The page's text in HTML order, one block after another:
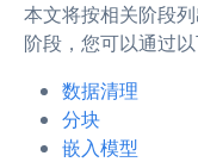
本文将按相关阶段
阶段，您可以通过
数据清理
分块
嵌入模型